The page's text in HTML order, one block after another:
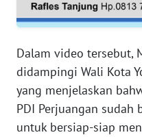
Dalam video tersebut,
didampingi Wali Kota
yang menjelaskan
PDI Perjuangan sudah
untuk bersiap-siap
WN
JAMBI
SULTRA
WN
NTB